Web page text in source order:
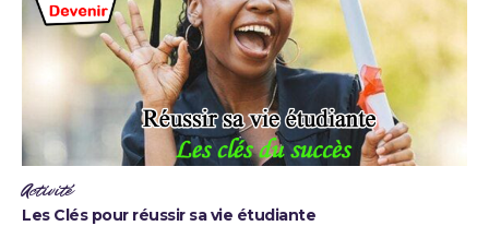
Activité
Les Clés pour réussir sa vie étudiante